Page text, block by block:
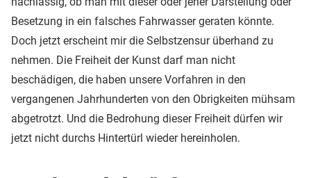
Besetzung in ein falsches Fahrwasser geraten könnte.
Doch jetzt erscheint mir die Selbstzensur überhand zu
nehmen. Die Freiheit der Kunst darf man nicht
beschädigen, die haben unsere Vorfahren in den
vergangenen Jahrhunderten von den Obrigkeiten mühsam
abgetrotzt. Und die Bedrohung dieser Freiheit dürfen wir
jetzt nicht durchs Hintertürl wieder hereinholen.